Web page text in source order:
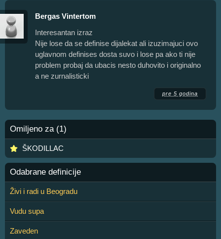
Bergas Vintertom
Interesantan izraz
Nije lose da se definise dijalekat ali izuzimajuci ovo
uglavnom definises dosta suvo i lose pa ako ti nije
problem probaj da ubacis nesto duhovito i originalno
a ne zurnalisticki
pre 5 godina
Omiljeno za (1)
ŠKODILLAC
Odabrane definicije
Živi i radi u Beogradu
Vudu supa
Zaveden